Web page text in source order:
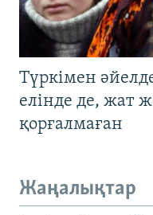
Түркімен
елінде де, жат
қорғалмаған
Жаңалықтар